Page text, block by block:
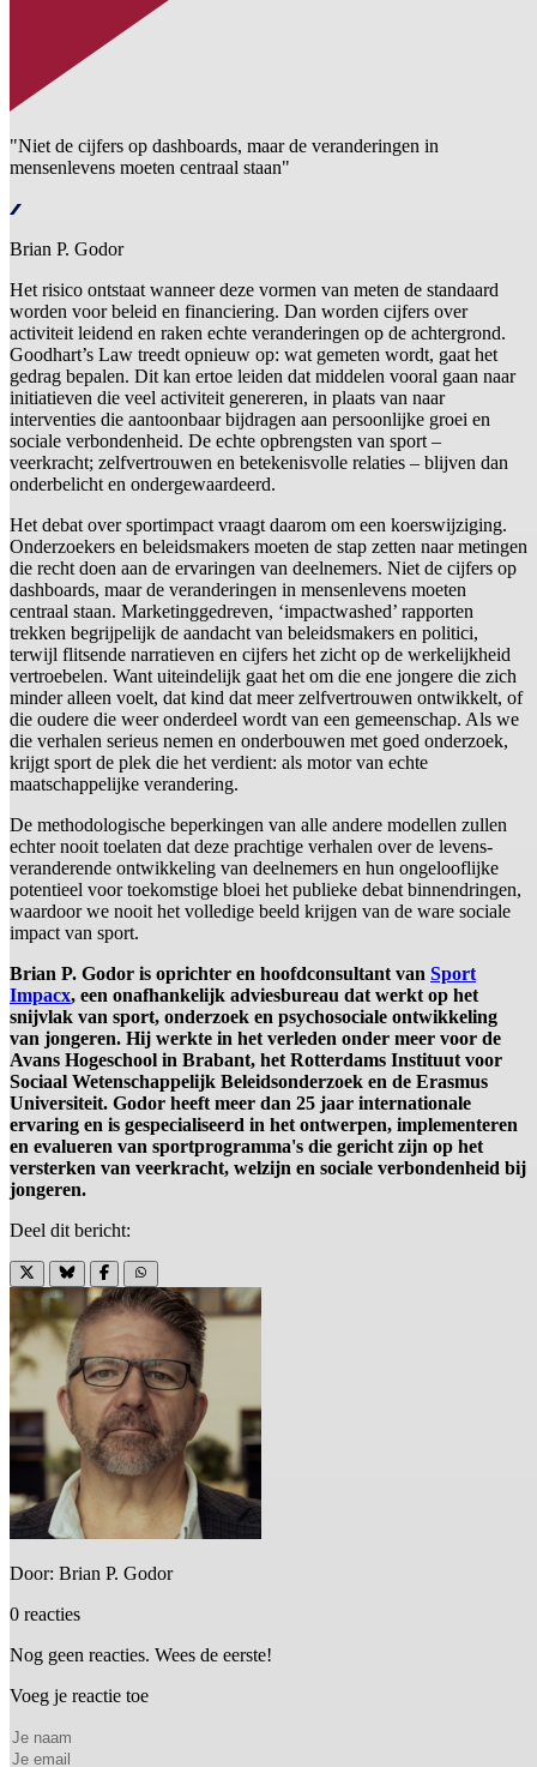
"Niet de cijfers op dashboards, maar de veranderingen in
mensenlevens moeten centraal staan"
Brian P. Godor
Het risico ontstaat wanneer deze vormen van meten de standaard
worden voor beleid en financiering. Dan worden cijfers over
activiteit leidend en raken echte veranderingen op de achtergrond.
Goodhart’s Law treedt opnieuw op: wat gemeten wordt, gaat het
gedrag bepalen. Dit kan ertoe leiden dat middelen vooral gaan naar
initiatieven die veel activiteit genereren, in plaats van naar
interventies die aantoonbaar bijdragen aan persoonlijke groei en
sociale verbondenheid. De echte opbrengsten van sport –
veerkracht; zelfvertrouwen en betekenisvolle relaties – blijven dan
onderbelicht en ondergewaardeerd.
Het debat over sportimpact vraagt daarom om een koerswijziging.
Onderzoekers en beleidsmakers moeten de stap zetten naar metingen
die recht doen aan de ervaringen van deelnemers. Niet de cijfers op
dashboards, maar de veranderingen in mensenlevens moeten
centraal staan. Marketinggedreven, ‘impactwashed’ rapporten
trekken begrijpelijk de aandacht van beleidsmakers en politici,
terwijl flitsende narratieven en cijfers het zicht op de werkelijkheid
vertroebelen. Want uiteindelijk gaat het om die ene jongere die zich
minder alleen voelt, dat kind dat meer zelfvertrouwen ontwikkelt, of
die oudere die weer onderdeel wordt van een gemeenschap. Als we
die verhalen serieus nemen en onderbouwen met goed onderzoek,
krijgt sport de plek die het verdient: als motor van echte
maatschappelijke verandering.
De methodologische beperkingen van alle andere modellen zullen
echter nooit toelaten dat deze prachtige verhalen over de levens-
veranderende ontwikkeling van deelnemers en hun ongelooflijke
potentieel voor toekomstige bloei het publieke debat binnendringen,
waardoor we nooit het volledige beeld krijgen van de ware sociale
impact van sport.
Brian P. Godor is oprichter en hoofdconsultant van Sport
Impacx, een onafhankelijk adviesbureau dat werkt op het
snijvlak van sport, onderzoek en psychosociale ontwikkeling
van jongeren. Hij werkte in het verleden onder meer voor de
Avans Hogeschool in Brabant, het Rotterdams Instituut voor
Sociaal Wetenschappelijk Beleidsonderzoek en de Erasmus
Universiteit. Godor heeft meer dan 25 jaar internationale
ervaring en is gespecialiseerd in het ontwerpen, implementeren
en evalueren van sportprogramma's die gericht zijn op het
versterken van veerkracht, welzijn en sociale verbondenheid bij
jongeren.
Deel dit bericht:
Door: Brian P. Godor
0 reacties
Nog geen reacties. Wees de eerste!
Voeg je reactie toe